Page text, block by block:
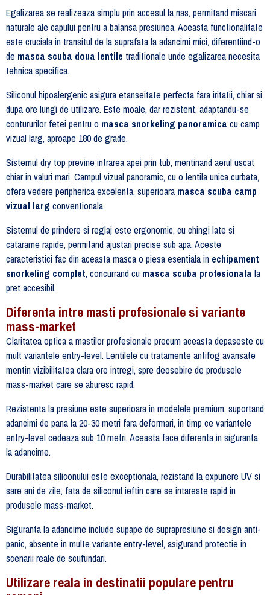
Egalizarea se realizeaza simplu prin accesul la nas, permitand miscari
naturale ale capului pentru a balansa presiunea. Aceasta functionalitate
este cruciala in transitul de la suprafata la adancimi mici, diferentiind-o
de masca scuba doua lentile traditionale unde egalizarea necesita
tehnica specifica.
Siliconul hipoalergenic asigura etanseitate perfecta fara iritatii, chiar si
dupa ore lungi de utilizare. Este moale, dar rezistent, adaptandu-se
contururilor fetei pentru o masca snorkeling panoramica cu camp
vizual larg, aproape 180 de grade.
Sistemul dry top previne intrarea apei prin tub, mentinand aerul uscat
chiar in valuri mari. Campul vizual panoramic, cu o lentila unica curbata,
ofera vedere peripherica excelenta, superioara masca scuba camp
vizual larg conventionala.
Sistemul de prindere si reglaj este ergonomic, cu chingi late si
catarame rapide, permitand ajustari precise sub apa. Aceste
caracteristici fac din aceasta masca o piesa esentiala in echipament
snorkeling complet, concurrand cu masca scuba profesionala la
pret accesibil.
Diferenta intre masti profesionale si variante
mass-market
Claritatea optica a mastilor profesionale precum aceasta depaseste cu
mult variantele entry-level. Lentilele cu tratamente antifog avansate
mentin vizibilitatea clara ore intregi, spre deosebire de produsele
mass-market care se aburesc rapid.
Rezistenta la presiune este superioara in modelele premium, suportand
adancimi de pana la 20-30 metri fara deformari, in timp ce variantele
entry-level cedeaza sub 10 metri. Aceasta face diferenta in siguranta
la adancime.
Durabilitatea siliconului este exceptionala, rezistand la expunere UV si
sare ani de zile, fata de siliconul ieftin care se intareste rapid in
produsele mass-market.
Siguranta la adancime include supape de suprapresiune si design anti-
panic, absente in multe variante entry-level, asigurand protectie in
scenarii reale de scufundari.
Utilizare reala in destinatii populare pentru